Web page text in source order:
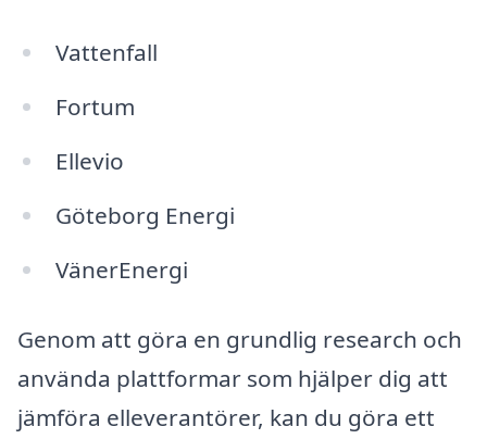
Vattenfall
Fortum
Ellevio
Göteborg Energi
VänerEnergi
Genom att göra en grundlig research och
använda plattformar som hjälper dig att
jämföra elleverantörer, kan du göra ett